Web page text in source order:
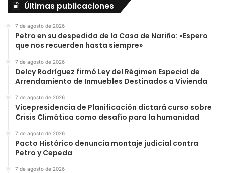
Últimas publicaciones
7 de agosto de 2026
Petro en su despedida de la Casa de Nariño: «Espero
que nos recuerden hasta siempre»
7 de agosto de 2026
Delcy Rodríguez firmó Ley del Régimen Especial de
Arrendamiento de Inmuebles Destinados a Vivienda
7 de agosto de 2026
Vicepresidencia de Planificación dictará curso sobre
Crisis Climática como desafío para la humanidad
7 de agosto de 2026
Pacto Histórico denuncia montaje judicial contra
Petro y Cepeda
7 de agosto de 2026